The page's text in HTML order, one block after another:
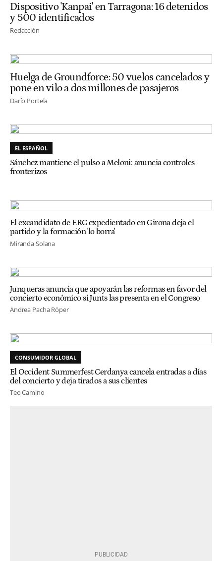
Dispositivo 'Kanpai' en Tarragona: 16 detenidos
y 500 identificados
Redacción
Huelga de Groundforce: 50 vuelos cancelados y
pone en vilo a dos millones de pasajeros
Darío Portela
EL ESPAÑOL
Sánchez mantiene el pulso a Meloni: anuncia controles
fronterizos
El excandidato de ERC expedientado en Girona deja el
partido y la formación 'lo borra'
Miranda Solana
Junqueras anuncia que apoyarán las reformas en favor del
concierto económico si Junts las presenta en el Congreso
Andrea Pacha Röper
CONSUMIDOR GLOBAL
El Occident Summerfest Cerdanya cancela entradas a días
del concierto y deja tirados a sus clientes
Teo Camino